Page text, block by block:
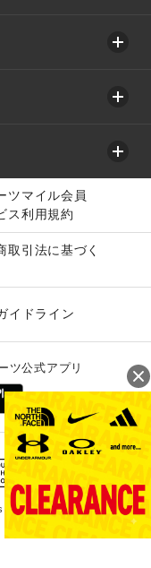
ツマイル会員
ス利用規約
取引法に基づく
イドライン
ツ公式アプリ
Reserved.